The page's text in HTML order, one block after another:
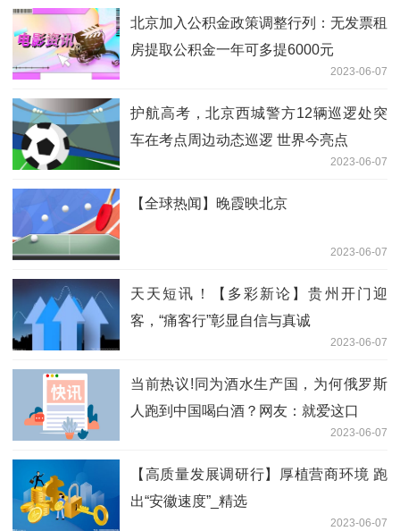
北京加入公积金政策调整行列：无发票租
房提取公积金一年可多提6000元
2023-06-07
护航高考，北京西城警方12辆巡逻处突
车在考点周边动态巡逻 世界今亮点
2023-06-07
【全球热闻】晚霞映北京
2023-06-07
天天短讯！【多彩新论】贵州开门迎
客，“痛客行”彰显自信与真诚
2023-06-07
当前热议!同为酒水生产国，为何俄罗斯
人跑到中国喝白酒？网友：就爱这口
2023-06-07
【高质量发展调研行】厚植营商环境 跑
出“安徽速度”_精选
2023-06-07